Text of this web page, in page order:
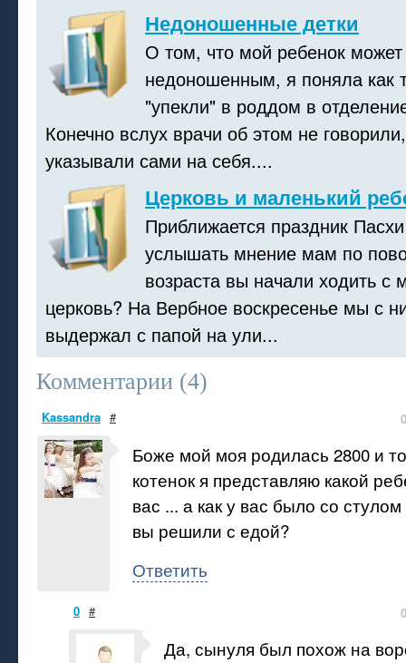
Недоношенные детки
О том, что мой ребенок
недоношенным, я поняла как
"упекли" в роддом в
Конечно вслух врачи об этом не
указывали сами на себя....
Церковь и маленький
Приближается праздник
услышать мнение мам по
возраста вы начали ходить
церковь? На Вербное воскресенье мы с
выдержал с папой на ули...
Комментарии (4)
Kassandra # 0
Боже мой моя родилась 2800 и
котенок я представляю какой
вас ... а как у вас было со
вы решили с едой?
Ответить
0 # 0
Да, сынуля был похож на